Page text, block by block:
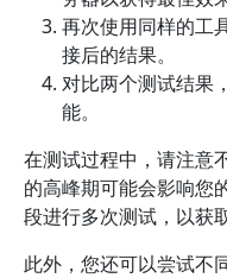
再次使用同样的工
接后的结果。
对比两个测试结果
能。
在测试过程中，请注意
的高峰期可能会影响您
段进行多次测试，以获
此外，您还可以尝试不